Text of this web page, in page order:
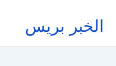
المحتوى
الخبر بريس